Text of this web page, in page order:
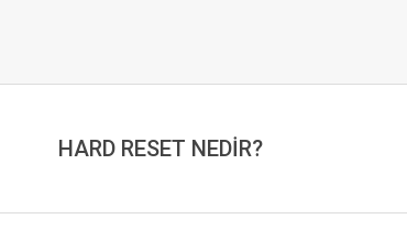
HARD RESET NEDİR?